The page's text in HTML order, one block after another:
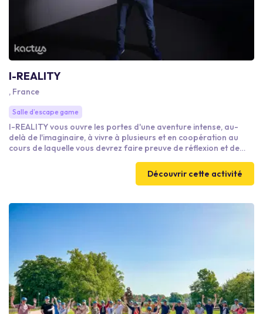
I-REALITY
, France
Salle d’escape game
I-REALITY vous ouvre les portes d'une aventure intense, au-
delà de l'imaginaire, à vivre à plusieurs et en coopération au
cours de laquelle vous devrez faire preuve de réflexion et de
virtuelle en solitaire que nous vous proposons, mais au
contraire une véritable expérience de plus de 40 minutes à vivre
n'auriez jamais pu imaginer.
Découvrir cette activité